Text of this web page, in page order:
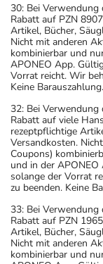
30: Bei
Rabatt auf PZN
Artikel, Bücher,
Nicht mit anderen
kombinierbar und
APONEO App.
Vorrat reicht. Wir
Keine Barauszahlung.
32: Bei
Rabatt auf viele
rezeptpflichtige
Versandkosten.
Coupons)
und in der
solange der Vorrat
zu beenden. Keine
33: Bei Verwendung
Rabatt auf PZN
Artikel, Bücher,
Nicht mit anderen
kombinierbar und